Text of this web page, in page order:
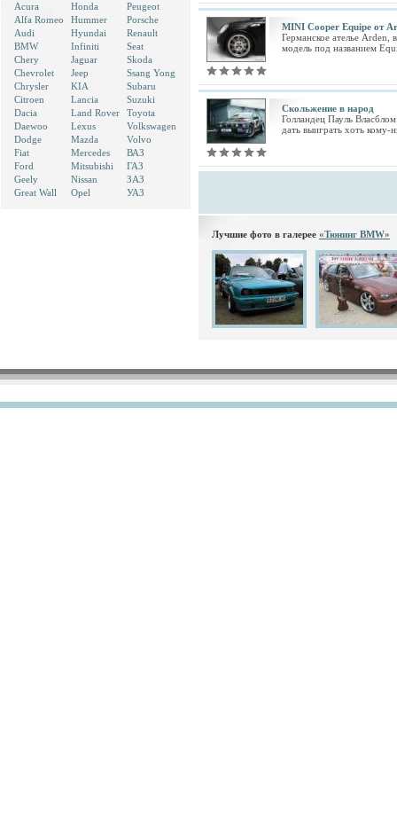
Acura
Alfa Romeo
Audi
BMW
Chery
Chevrolet
Chrysler
Citroen
Dacia
Daewoo
Dodge
Fiat
Ford
Geely
Great Wall
Honda
Hummer
Hyundai
Infiniti
Jaguar
Jeep
KIA
Lancia
Land Rover
Lexus
Mazda
Mercedes
Mitsubishi
Nissan
Opel
Peugeot
Porsche
Renault
Seat
Skoda
Ssang Yong
Subaru
Suzuki
Toyota
Volkswagen
Volvo
ВАЗ
ГАЗ
ЗАЗ
УАЗ
MINI Cooper Equipe от
Германское ателье
модель под названием
Cкольжение в народ
Голландец Пауль
дать выиграть хоть
Лучшие фото в галерее «Тюнинг BMW»